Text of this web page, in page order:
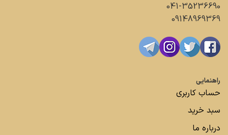
041-35236690
09148969369
راهنمایی
حساب کاربری
سبد خرید
درباره ما